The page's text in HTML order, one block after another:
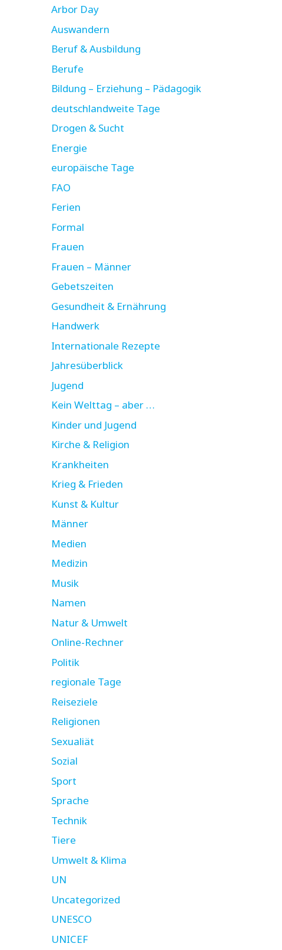
Arbor Day
Auswandern
Beruf & Ausbildung
Berufe
Bildung – Erziehung – Pädagogik
deutschlandweite Tage
Drogen & Sucht
Energie
europäische Tage
FAO
Ferien
Formal
Frauen
Frauen – Männer
Gebetszeiten
Gesundheit & Ernährung
Handwerk
Internationale Rezepte
Jahresüberblick
Jugend
Kein Welttag – aber …
Kinder und Jugend
Kirche & Religion
Krankheiten
Krieg & Frieden
Kunst & Kultur
Männer
Medien
Medizin
Musik
Namen
Natur & Umwelt
Online-Rechner
Politik
regionale Tage
Reiseziele
Religionen
Sexualiät
Sozial
Sport
Sprache
Technik
Tiere
Umwelt & Klima
UN
Uncategorized
UNESCO
UNICEF